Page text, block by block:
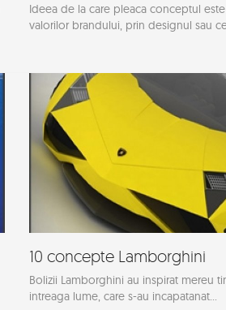
Ideea de la care pleaca conceptul
valorilor brandului, prin designul sau
10 concepte Lamborghini
Bolizii Lamborghini au inspirat mereu
intreaga lume, care s-au incapatanat...